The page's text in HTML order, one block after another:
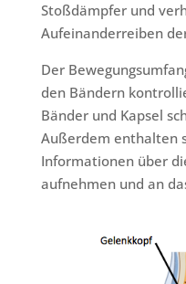
Stoßdämpfer und
Aufeinanderreiben
Der
den Bändern
Bänder und Kapsel
Außerdem enthalten
Informationen über
aufnehmen und an